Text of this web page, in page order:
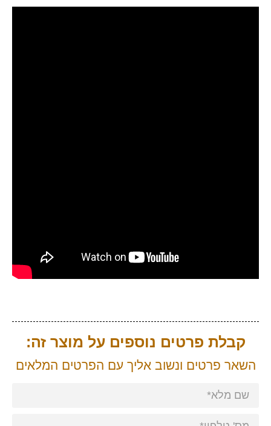
קבלת פרטים נוספים על מוצר זה:
השאר פרטים ונשוב אליך עם הפרטים המלאים